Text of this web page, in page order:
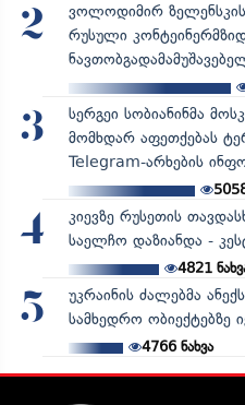
2
ვოლოდიმირ
რუსული
3
სერგეი სობიანინმა
მომხდარ აფეთქებას
Telegram-არხების
4
კიევზე რუსეთის
საელჩო დაზიანდა -
4821
5
უკრაინის ძალებმა
სამხედრო ობიექტებზე
4766ნახვა